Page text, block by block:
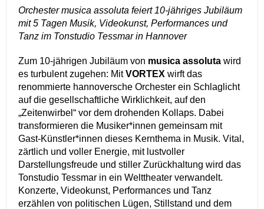
Orchester musica assoluta feiert 10-jähriges Jubiläum
mit 5 Tagen Musik, Videokunst, Performances und
Tanz im Tonstudio Tessmar in Hannover
Zum 10-jährigen Jubiläum von musica assoluta wird
es turbulent zugehen: MitVORTEX wirft das
renommierte hannoversche Orchester ein Schlaglicht
auf die gesellschaftliche Wirklichkeit, auf den
„Zeitenwirbel“ vor dem drohenden Kollaps. Dabei
transformieren die Musiker*innen gemeinsam mit
Gast-Künstler*innen dieses Kernthema in Musik. Vital,
zärtlich und voller Energie, mit lustvoller
Darstellungsfreude und stiller Zurückhaltung wird das
Tonstudio Tessmar in ein Welttheater verwandelt.
Konzerte, Videokunst, Performances und Tanz
erzählen von politischen Lügen, Stillstand und dem